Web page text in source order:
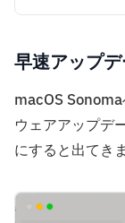
早速アップ
macOS
ウェアアップデ
にすると出てきま